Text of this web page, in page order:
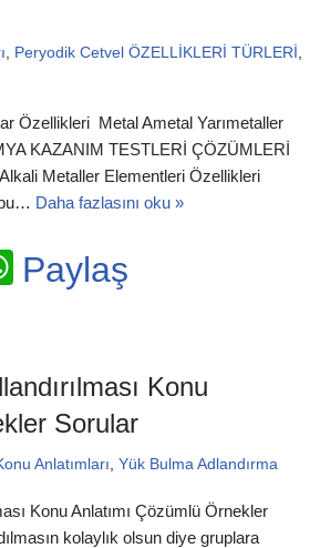
Peryodik Cetvel ÖZELLİKLERİ TÜRLERİ
Özellikleri Metal Ametal Yarımetaller
KAZANIM TESTLERİ ÇÖZÜMLERİ
Metaller Elementleri Özellikleri
Daha fazlasını oku »
W
s
A
p
p
Paylaş
Konu
Sorular
Anlatımları Yük Bulma Adlandırma
Konu Anlatımı Çözümlü Örnekler
kolaylık olsun diye gruplara